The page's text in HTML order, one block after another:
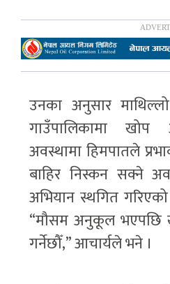
उनका अनुसार
गाउँपालिकामा
अवस्थामा हिमपातले
बाहिर निस्कन सक्ने
अभियान स्थगित
“मौसम अनुकूल भएपछि
गर्नेछौँ,” आचार्यले भने ।